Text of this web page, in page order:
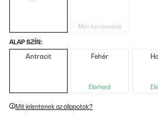
Más kombináció
ALAP SZÍN:
Antracit Fehér
Elérhető
Mit jelentenek az állapotok?